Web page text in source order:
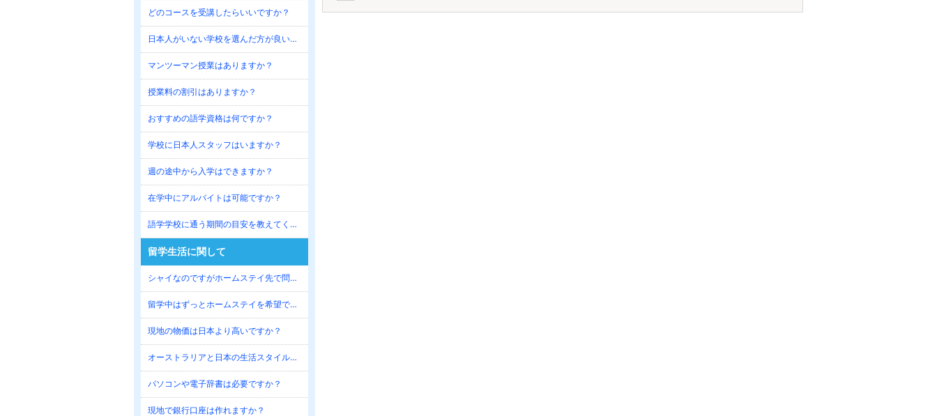
どのコースを受講したらいいですか？
日本人がいない学校を選んだ方が良いでしょうか？
マンツーマン授業はありますか？
授業料の割引はありますか？
おすすめの語学資格は何ですか？
学校に日本人スタッフはいますか？
週の途中から入学はできますか？
在学中にアルバイトは可能ですか？
語学学校に通う期間の目安を教えてください。
留学生活に関して
シャイなのですがホームステイ先で問題ないでしょうか？
留学中はずっとホームステイを希望できますか？
現地の物価は日本より高いですか？
オーストラリアと日本の生活スタイルの違いを教えてください。
パソコンや電子辞書は必要ですか？
現地で銀行口座は作れますか？